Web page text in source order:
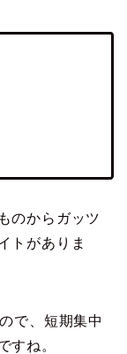
のからガッツ
トがありま
で、短期集中
すね。